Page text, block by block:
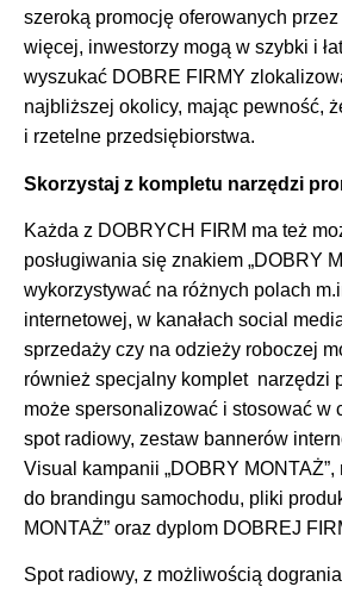
szeroką promocję oferowanych przez
więcej, inwestorzy mogą w szybki i
wyszukać DOBRE FIRMY
najbliższej okolicy, mając pewność,
i rzetelne przedsiębiorstwa.
Skorzystaj z kompletu narzędzi
Każda z DOBRYCH FIRM ma też
posługiwania się znakiem „DOBRY
wykorzystywać na różnych polach
internetowej, w kanałach social
sprzedaży czy na odzieży roboczej
również specjalny komplet narzędzi
może spersonalizować i stosować w
spot radiowy, zestaw bannerów
Visual kampanii „DOBRY MONTAŻ”,
do brandingu samochodu, pliki
MONTAŻ” oraz dyplom DOBREJ
Spot radiowy, z możliwością